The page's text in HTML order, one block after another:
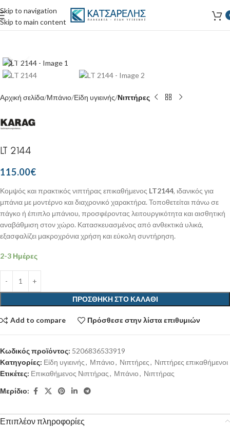
Skip to navigation
Skip to main content
Αρχική σελίδα Μπάνιο Είδη υγιεινής Νιπτήρες
LT 2144
115.00€
Κομψός και πρακτικός νιπτήρας επικαθήμενος LT2144, ιδανικός για
μπάνια με μοντέρνο και διαχρονικό χαρακτήρα. Τοποθετείται πάνω σε
πάγκο ή έπιπλο μπάνιου, προσφέροντας λειτουργικότητα και αισθητική
αναβάθμιση στον χώρο. Κατασκευασμένος από ανθεκτικά υλικά,
εξασφαλίζει μακροχρόνια χρήση και εύκολη συντήρηση.
2-3 Ημέρες
ΠΡΟΣΘΉΚΗ ΣΤΟ ΚΑΛΆΘΙ
Add to compare Πρόσθεσε στην λίστα επιθυμιών
Κωδικός προϊόντος: 5206836533919
Κατηγορίες: Είδη υγιεινής, Μπάνιο, Νιπτήρες, Νιπτήρες επικαθήμενοι
Ετικέτες: Επικαθήμενος Νιπτήρας, Μπάνιο, Νιπτήρας
Μερίδιο:
Επιπλέον πληροφορίες